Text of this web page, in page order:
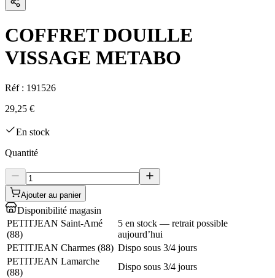
COFFRET DOUILLE
VISSAGE METABO
Réf : 191526
29,25 €
En stock
Quantité
Ajouter au panier
Disponibilité magasin
PETITJEAN Saint-Amé
(88)
5 en stock — retrait possible
aujourd’hui
PETITJEAN Charmes (88) Dispo sous 3/4 jours
PETITJEAN Lamarche
(88)
Dispo sous 3/4 jours